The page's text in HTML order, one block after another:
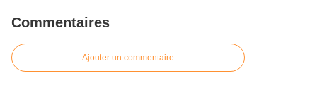
Commentaires
Ajouter un commentaire